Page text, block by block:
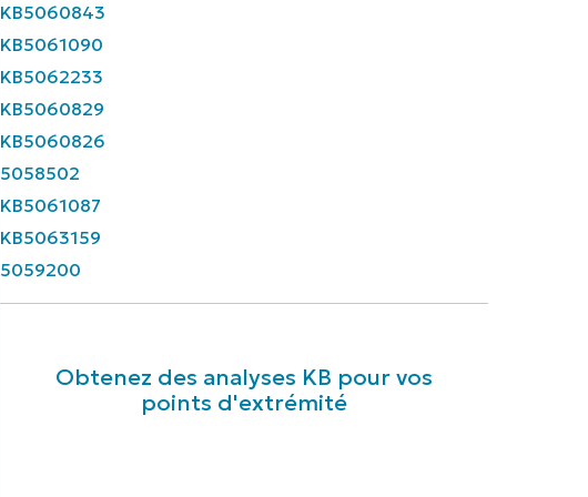
KB5060843
KB5061090
KB5062233
KB5060829
KB5060826
5058502
KB5061087
KB5063159
5059200
Obtenez des analyses KB pour vos
points d'extrémité